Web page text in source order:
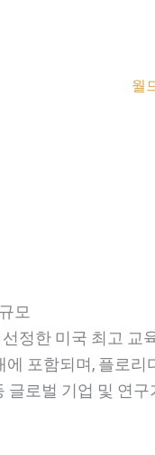
월
모
정한 미국 최고 교
포함되며, 플로리
글로벌 기업 및 연